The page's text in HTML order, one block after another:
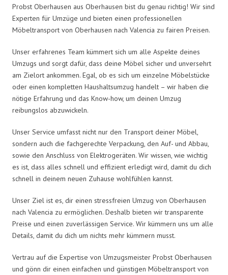
Probst Oberhausen aus Oberhausen bist du genau richtig! Wir sind
Experten für Umzüge und bieten einen professionellen
Möbeltransport von Oberhausen nach Valencia zu fairen Preisen.
Unser erfahrenes Team kümmert sich um alle Aspekte deines
Umzugs und sorgt dafür, dass deine Möbel sicher und unversehrt
am Zielort ankommen. Egal, ob es sich um einzelne Möbelstücke
oder einen kompletten Haushaltsumzug handelt – wir haben die
nötige Erfahrung und das Know-how, um deinen Umzug
reibungslos abzuwickeln.
Unser Service umfasst nicht nur den Transport deiner Möbel,
sondern auch die fachgerechte Verpackung, den Auf- und Abbau,
sowie den Anschluss von Elektrogeräten. Wir wissen, wie wichtig
es ist, dass alles schnell und effizient erledigt wird, damit du dich
schnell in deinem neuen Zuhause wohlfühlen kannst.
Unser Ziel ist es, dir einen stressfreien Umzug von Oberhausen
nach Valencia zu ermöglichen. Deshalb bieten wir transparente
Preise und einen zuverlässigen Service. Wir kümmern uns um alle
Details, damit du dich um nichts mehr kümmern musst.
Vertrau auf die Expertise von Umzugsmeister Probst Oberhausen
und gönn dir einen einfachen und günstigen Möbeltransport von